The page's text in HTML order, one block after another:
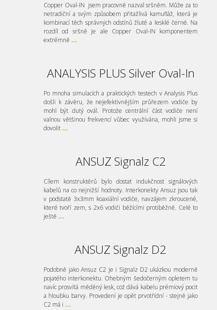
Copper Oval-IN jsem pracovně nazval sršněm. Může za to
netradiční a svým způsobem přitažlivá kamufláž, která je
kombinací těch správných odstínů žluté a lesklé černé. Na
rozdíl od sršně je ale Copper Oval-IN komponentem
extrémně ...
ANALYSIS PLUS Silver Oval-In
Po mnoha simulacích a praktických testech v Analysis Plus
došli k závěru, že nejefektivnějším průřezem vodiče by
mohl být dutý ovál. Protože centrální část vodiče není
valnou většinou frekvencí vůbec využívána, mohli jsme si
dovolit ...
ANSUZ Signalz C2
Cílem konstruktérů bylo dostat indukčnost signálových
kabelů na co nejnižší hodnoty. Interkonekty Ansuz jsou tak
v podstatě 3x3mm koaxiální vodiče, navzájem zkroucené,
které tvoří zem, s 2x6 vodiči běžícími protiběžně. Celé to
ještě ...
ANSUZ Signalz D2
Podobně jako Ansuz C2 je i Signalz D2 ukázkou moderně
pojatého interkonektu. Ohebným šedočerným opletem tu
navíc prosvítá měděný lesk, což dává kabelu prémiový pocit
a hloubku barvy. Provedení je opět prvotřídní - stejně jako
C2 má i ...